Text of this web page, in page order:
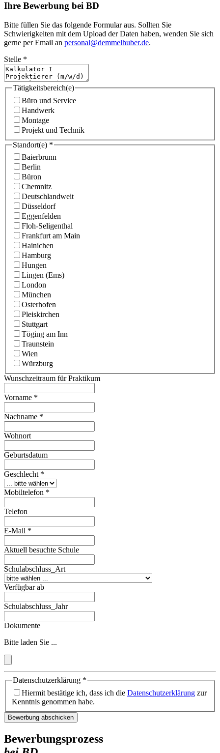
Ihre Bewerbung bei BD
Bitte füllen Sie das folgende Formular aus. Sollten Sie
Schwierigkeiten mit dem Upload der Daten haben, wenden Sie sich
gerne per Email an personal@demmelhuber.de.
Stelle *
Tätigkeitsbereich(e)
Büro und Service
Handwerk
Montage
Projekt und Technik
Standort(e) *
Baierbrunn
Berlin
Büron
Chemnitz
Deutschlandweit
Düsseldorf
Eggenfelden
Floh-Seligenthal
Frankfurt am Main
Hainichen
Hamburg
Hungen
Lingen (Ems)
London
München
Osterhofen
Pleiskirchen
Stuttgart
Töging am Inn
Traunstein
Wien
Würzburg
Wunschzeitraum für Praktikum
Vorname *
Nachname *
Wohnort
Geburtsdatum
Geschlecht *
Mobiltelefon *
Telefon
E-Mail *
Aktuell besuchte Schule
Schulabschluss_Art
Verfügbar ab
Schulabschluss_Jahr
Dokumente
Bitte laden Sie ...
Datenschutzerklärung *
Hiermit bestätige ich, dass ich die Datenschutzerklärung zur
Kenntnis genommen habe.
Bewerbung abschicken
Bewerbungsprozess